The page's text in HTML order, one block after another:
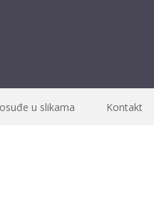
u slikama Kontakt